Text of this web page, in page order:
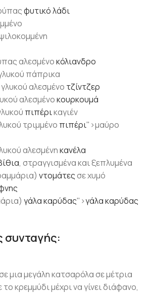
φυτικό λάδι
αλεσμένοκόλιανδρο
πάπρικα
αλεσμένο τζίντζερ
αλεσμένοκουρκουμά
πιπέρικαγιέν
τριμμένο πιπέρι">μαύρο
αλεσμένηκανέλα
, στραγγισμένα και ξεπλυμένα
ντομάτεςσε χυμό
γάλακαρύδας">γάλακαρύδας
συνταγής:
μια μεγάλη κατσαρόλα σε μέτρια
κρεμμύδι μέχρι να γίνει διάφανο,